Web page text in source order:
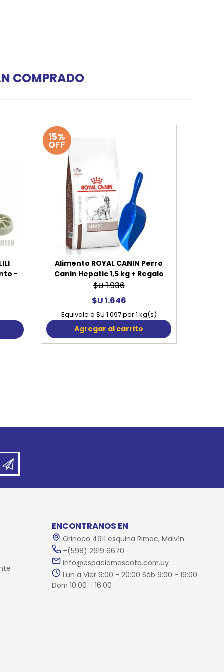
COMPRADO
-
15%
OFF
Alimento ROYAL CANIN Perro
Canin Hepatic 1,5 kg + Regalo
$U 1.936
$U 1.646
Equivale a $U 1.097 por 1 kg(s)
Agregar al carrito
ENCONTRANOS EN
Orinoco 4911 esquina Rimac, Malvín
+(598) 2619 6670
info@espaciomascota.com.uy
Lun a Vier 9:00 - 20:00 Sáb 9:00 - 19:00
Dom 10:00 - 16:00